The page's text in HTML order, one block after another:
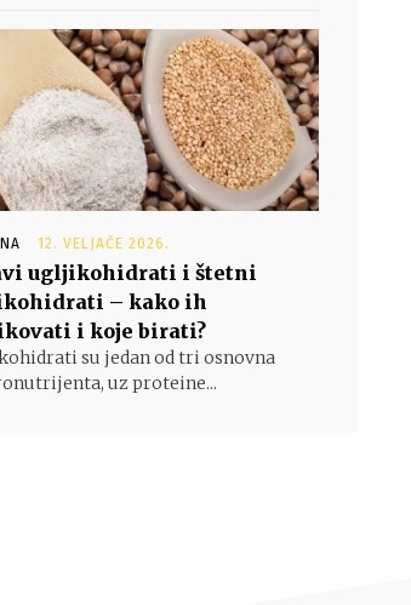
12. VELJAČE 2026.
ugljikohidrati i štetni
– kako ih
i koje birati?
su jedan od tri osnovna
uz proteine...